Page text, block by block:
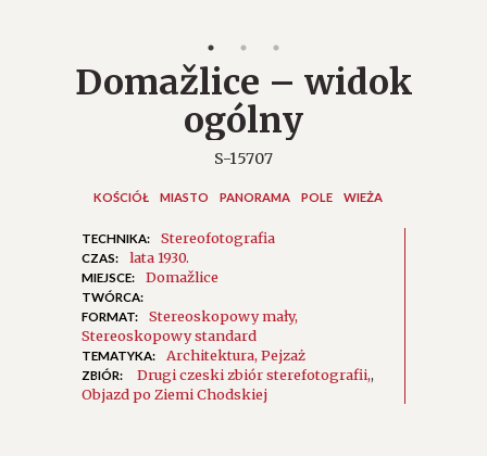
Domažlice – widok
ogólny
S-15707
KOŚCIÓŁ MIASTO PANORAMA POLE WIEŻA
TECHNIKA: Stereofotografia
CZAS: lata 1930.
MIEJSCE: Domažlice
TWÓRCA:
FORMAT:
Stereoskopowy mały
Stereoskopowy standard
TEMATYKA: Architektura Pejzaż
ZBIÓR: Drugi czeski zbiór sterefotografii,
Objazd po Ziemi Chodskiej